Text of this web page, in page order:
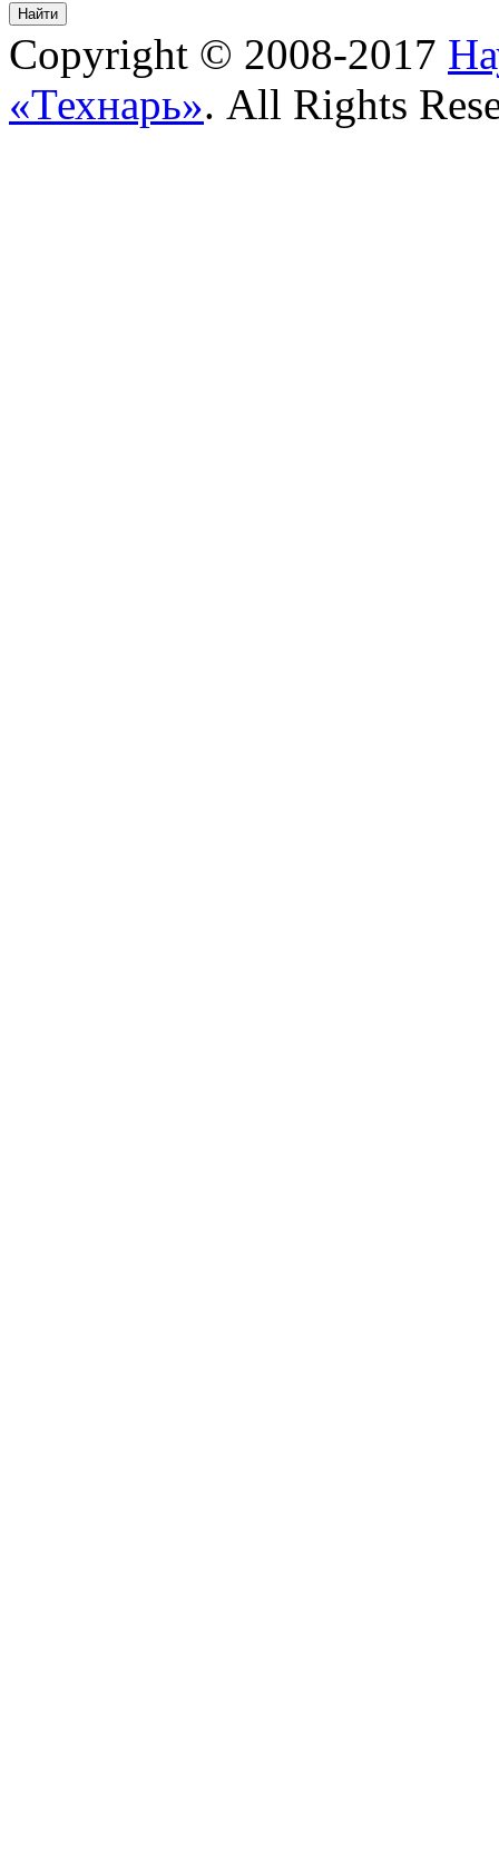
Copyright © 2008-2017
«Технарь». All Rights